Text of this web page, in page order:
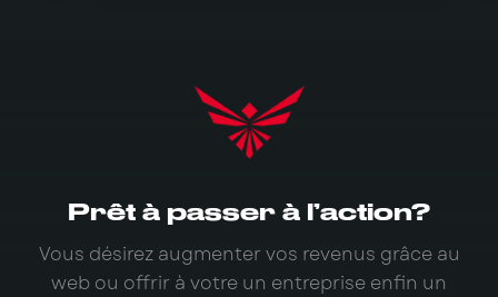
Prêt à passer à l’action?
Vous désirez augmenter vos revenus grâce au
web ou offrir à votre un entreprise enfin un